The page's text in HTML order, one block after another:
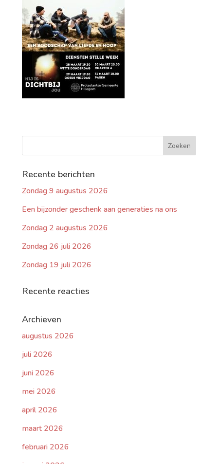
Recente berichten
Zondag 9 augustus 2026
Een bijzonder geschenk aan generaties na ons
Zondag 2 augustus 2026
Zondag 26 juli 2026
Zondag 19 juli 2026
Recente reacties
Archieven
augustus 2026
juli 2026
juni 2026
mei 2026
april 2026
maart 2026
februari 2026